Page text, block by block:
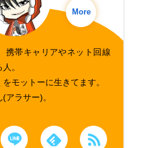
携帯キャリアやネット回線
。
モットーに生きてます。
アラサー)。
More